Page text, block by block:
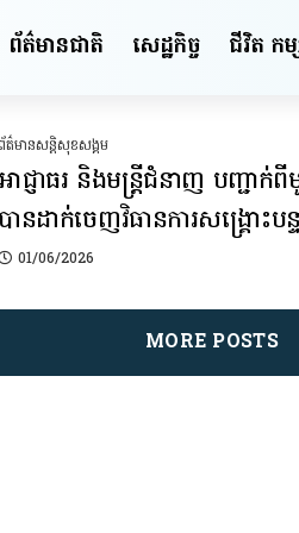
ព័ត៌មានជាតិ សេដ្ឋកិច្ច ជីវិត កម្
ព័ត៌មានសន្តិសុខ​សង្គម
អាជ្ញាធរ និងមន្ត្រីជំនាញ បញ្ជ
បានដាក់ចេញវិធានការសង្គ្រោះបន្
01/06/2026
MORE POSTS